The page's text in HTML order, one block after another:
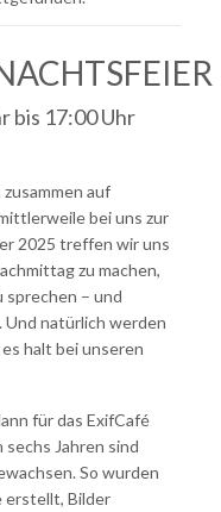
bis 17:00 Uhr
auf
bei uns zur
2025 treffen wir uns
zu machen,
– und
Und natürlich werden
halt bei unseren
für das ExifCafé
Jahren sind
So wurden
erstellt, Bilder